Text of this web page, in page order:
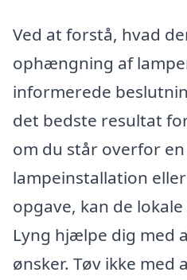
Ved at forstå, hvad
ophængning af
informerede
det bedste resultat
om du står overfor
lampeinstallation
opgave, kan de
Lyng hjælpe dig med
ønsker. Tøv ikke med